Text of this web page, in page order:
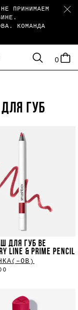
ПРИНИМАЕМ
КОМАНДА
SEARCH CART
0
ГУБ
ДЛЯ ГУБ BE
LINE & PRIME PENCIL
ОВ)